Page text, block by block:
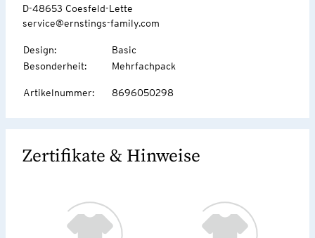
D-48653 Coesfeld-Lette
service@ernstings-family.com
Design:
Basic
Besonderheit: Mehrfachpack
Artikelnummer: 8696050298
Zertifikate & Hinweise